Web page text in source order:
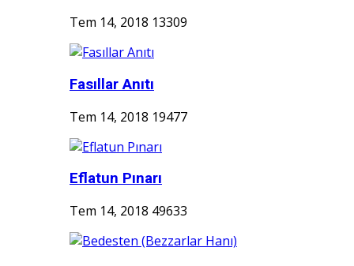
Tem 14, 2018 13309
Fasıllar Anıtı
Tem 14, 2018 19477
Eflatun Pınarı
Tem 14, 2018 49633